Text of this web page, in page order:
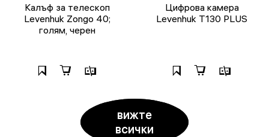
Калъф за телескоп
Levenhuk Zongo 40;
голям, черен
Цифрова камера
Levenhuk T130 PLUS
вижте
всички